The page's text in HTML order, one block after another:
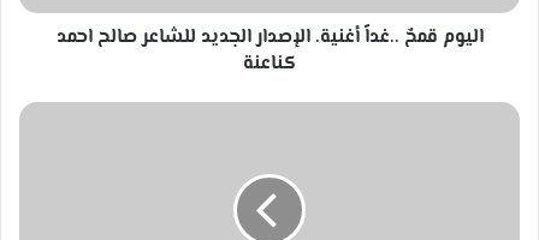
احمد
كناعنةاليوم قمحٌ ..غداً أغنية. الإصدار الجديد للشاعر صالح احمد
كناعنة
شعر